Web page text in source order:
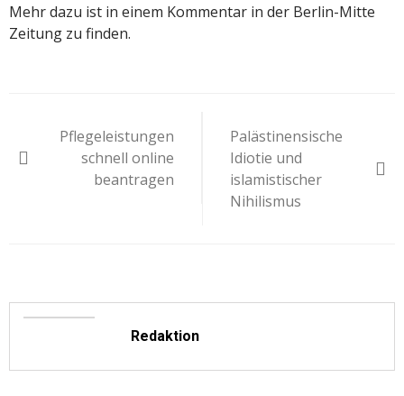
Mehr dazu ist in einem Kommentar in der Berlin-Mitte
Zeitung zu finden.
Pflegeleistungen
schnell online
beantragen
Palästinensische
Idiotie und
islamistischer
Nihilismus
Redaktion